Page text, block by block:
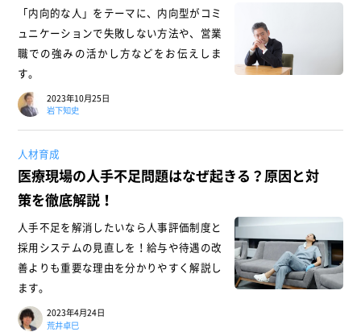
「内向的な人」をテーマに、内向型がコミ
ュニケーションで失敗しない方法や、営業
職での強みの活かし方などをお伝えしま
す。
2023年10月25日
岩下知史
人材育成
医療現場の人手不足問題はなぜ起きる？原因と対
策を徹底解説！
人手不足を解消したいなら人事評価制度と
採用システムの見直しを！給与や待遇の改
善よりも重要な理由を分かりやすく解説し
ます。
2023年4月24日
荒井卓巳